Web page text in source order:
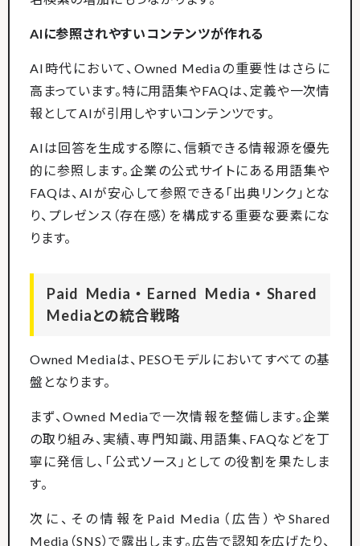
AIに参照されやすいコンテンツが作れる
AI時代において、Owned Mediaの重要性はさらに
高まっています。特に用語集やFAQは、定義や一次情
報としてAIが引用しやすいコンテンツです。
AIは回答を生成する際に、信頼できる情報源を優先
的に参照します。企業の公式サイトにある用語集や
FAQは、AIが安心して参照できる「出典リンク」とな
り、プレゼンス（存在感）を構成する重要な要素にな
ります。
Paid Media・Earned Media・Shared
Mediaとの統合戦略
Owned Mediaは、PESOモデルにおいてすべての基
盤となります。
まず、Owned Mediaで一次情報を整備します。企業
の取り組み、実績、専門知識、用語集、FAQなどを丁
寧に発信し、「公式ソース」としての役割を果たしま
す。
次に、その情報をPaid Media（広告）やShared
Media（SNS）で露出します。広告で認知を広げたり、